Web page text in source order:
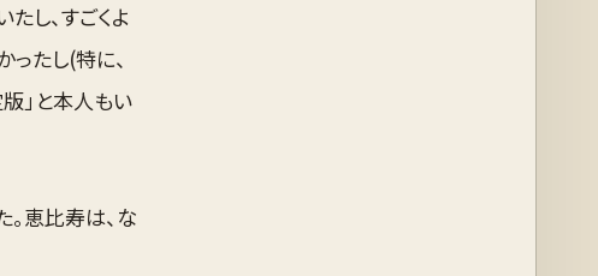
し、すごくよ
たし(特に、
」と本人もい
。恵比寿は、な